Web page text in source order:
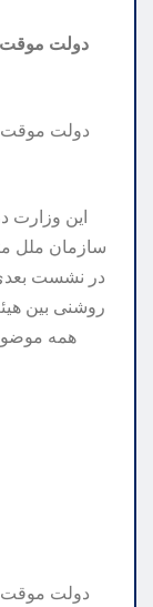
دولت
دولت
این وزارت
سازمان ملل
در نشست
روشنی بین
همه
دولت